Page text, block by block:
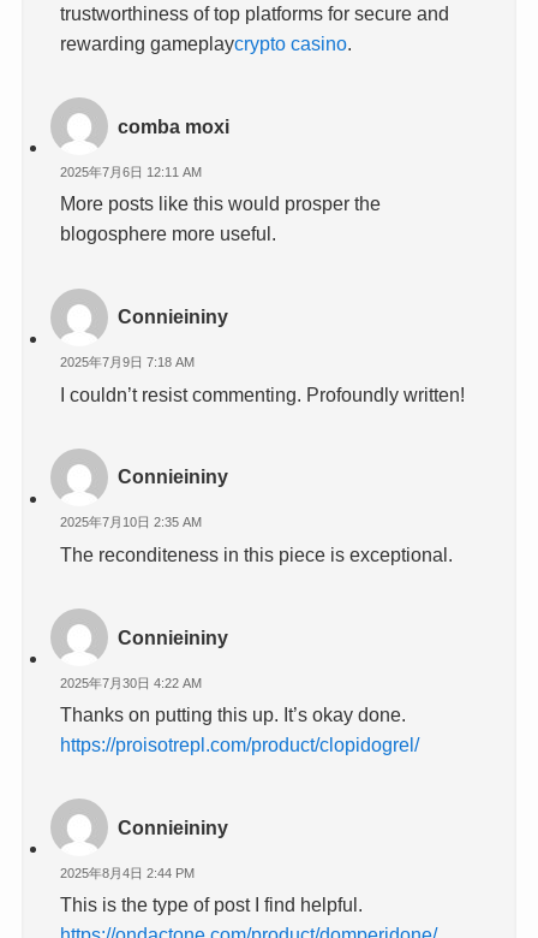
trustworthiness of top platforms for secure and
rewarding gameplaycrypto casino.
comba moxi
2025年7月6日 12:11 AM
More posts like this would prosper the
blogosphere more useful.
Connieininy
2025年7月9日 7:18 AM
I couldn’t resist commenting. Profoundly written!
Connieininy
2025年7月10日 2:35 AM
The reconditeness in this piece is exceptional.
Connieininy
2025年7月30日 4:22 AM
Thanks on putting this up. It’s okay done.
https://proisotrepl.com/product/clopidogrel/
Connieininy
2025年8月4日 2:44 PM
This is the type of post I find helpful.